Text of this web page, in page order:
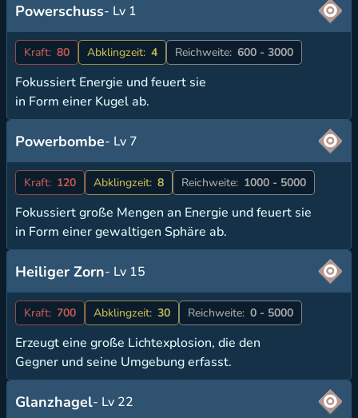
Powerschuss- Lv 1
Kraft: 80 Abklingzeit: 4 Reichweite: 600 - 3000
Fokussiert Energie und feuert sie
in Form einer Kugel ab.
Powerbombe- Lv 7
Kraft: 120 Abklingzeit: 8 Reichweite: 1000 - 5000
Fokussiert große Mengen an Energie und feuert sie
in Form einer gewaltigen Sphäre ab.
Heiliger Zorn- Lv 15
Kraft: 700 Abklingzeit: 30 Reichweite: 0 - 5000
Erzeugt eine große Lichtexplosion, die den
Gegner und seine Umgebung erfasst.
Glanzhagel- Lv 22